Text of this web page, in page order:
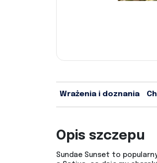
Wrażenia i doznania
Opis szczepu
Sundae Sunset to